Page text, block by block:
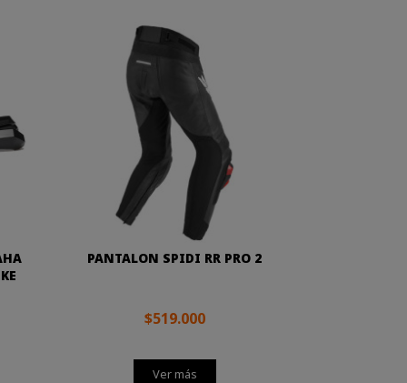
PANTALON SPIDI RR PRO 2
$519.000
Ver más